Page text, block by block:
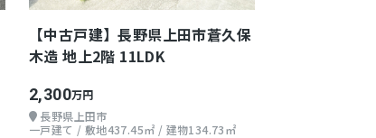
【中古戸建】長野県上田市蒼久保
木造 地上2階 11LDK
2,300万円
長野県上田市
一戸建て / 敷地437.45㎡ / 建物134.73㎡